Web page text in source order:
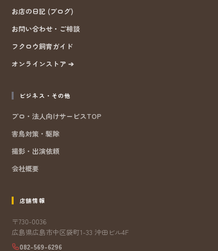
お店の日記 (ブログ)
お問い合わせ・ご相談
フクロウ飼育ガイド
オンラインストア ➔
ビジネス・その他
プロ・法人向けサービスTOP
害鳥対策・駆除
撮影・出演依頼
会社概要
店舗情報
〒730-0036
広島県広島市中区袋町1-33 沖田ビル4F
082-569-6296